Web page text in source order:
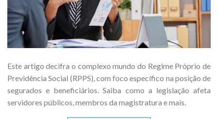
Este artigo decifra o complexo mundo do Regime Próprio de
Previdência Social (RPPS), com foco específico na posição de
segurados e beneficiários. Saiba como a legislação afeta
servidores públicos, membros da magistratura e mais.